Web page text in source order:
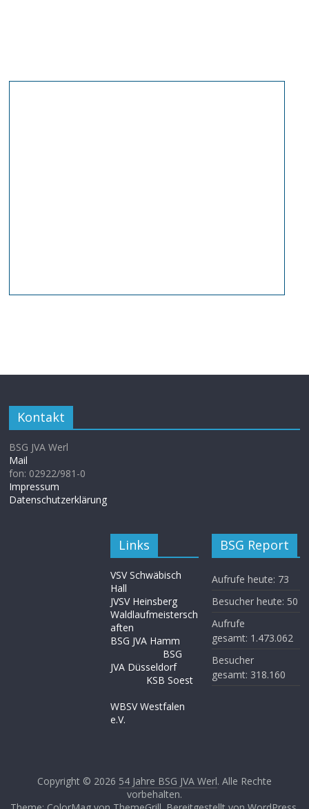
Kontakt
BSG JVA Werl
Mail
fon: 02922/981-0
Impressum
Datenschutzerklärung
Links
VSV Schwäbisch
Hall
JVSV Heinsberg
Waldlaufmeistersch
aften
BSG JVA Hamm
BSG
JVA Düsseldorf
KSB Soest
WBSV Westfalen
e.V.
BSG Report
Aufrufe heute: 73
Besucher heute: 50
Aufrufe
gesamt: 1.473.062
Besucher
gesamt: 318.160
Copyright © 2026 54 Jahre BSG JVA Werl. Alle Rechte
vorbehalten.